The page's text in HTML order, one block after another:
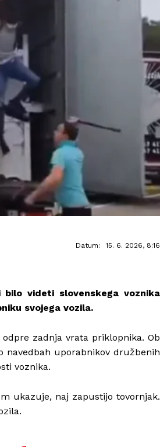
Datum: 15. 6. 2026, 8:16
videti slovenskega voznika
svojega vozila.
zadnja vrata priklopnika. Ob
navedbah uporabnikov družbenih
voznika.
ukazuje, naj zapustijo tovornjak.